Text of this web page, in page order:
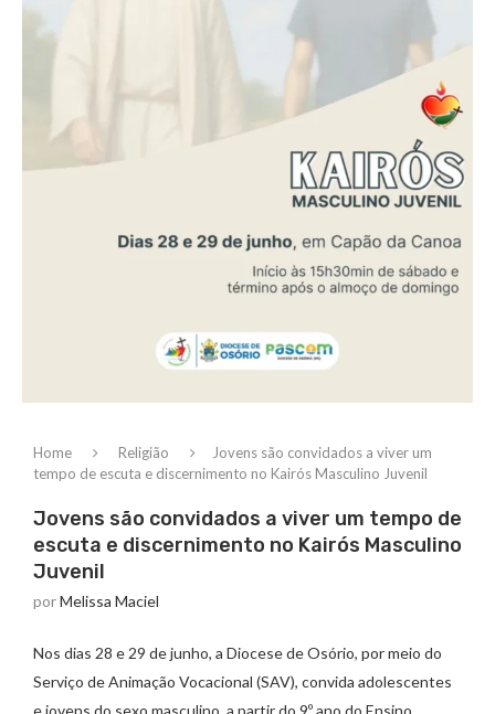
Home Religião
Jovens são convidados a viver um
tempo de escuta e discernimento no Kairós Masculino Juvenil
Jovens são convidados a viver um tempo de
escuta e discernimento no Kairós Masculino
Juvenil
porMelissa Maciel
Nos dias 28 e 29 de junho, a Diocese de Osório, por meio do
Serviço de Animação Vocacional (SAV), convida adolescentes
e jovens do sexo masculino, a partir do 9º ano do Ensino